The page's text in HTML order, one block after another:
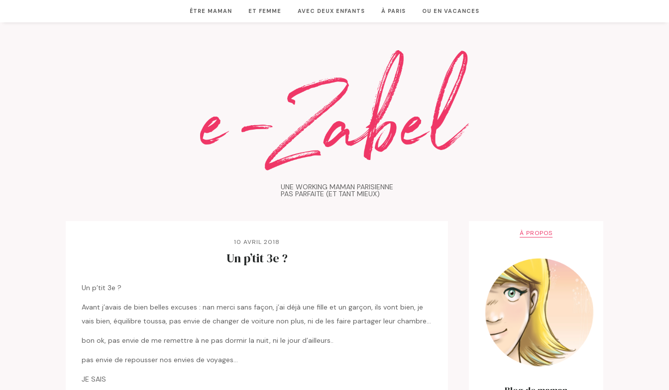
ÊTRE MAMAN ET FEMME AVEC DEUX ENFANTS À PARIS OU EN VACANCES
UNE WORKING MAMAN PARISIENNE
PAS PARFAITE (ET TANT MIEUX)
10 AVRIL 2018
Un p’tit 3e ?
Un p’tit 3e ?
Avant j’avais de bien belles excuses : nan merci sans façon, j’ai déjà une fille et un garçon, ils vont bien, je
vais bien, équilibre toussa, pas envie de changer de voiture non plus, ni de les faire partager leur chambre…
bon ok, pas envie de me remettre à ne pas dormir la nuit, ni le jour d’ailleurs..
pas envie de repousser nos envies de voyages…
JE SAIS
À PROPOS